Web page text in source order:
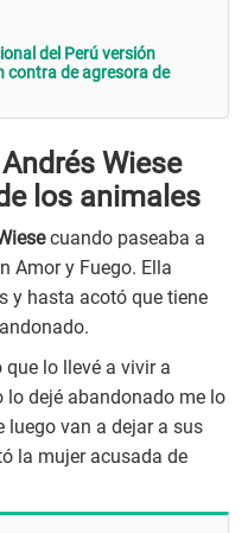
del Perú versión
contra de agresora de
Wiese
los animales
cuando paseaba a
Amor y Fuego. Ella
y hasta acotó que tiene
lo llevé a vivir a
lo dejé abandonado me lo
luego van a dejar a sus
la mujer acusada de